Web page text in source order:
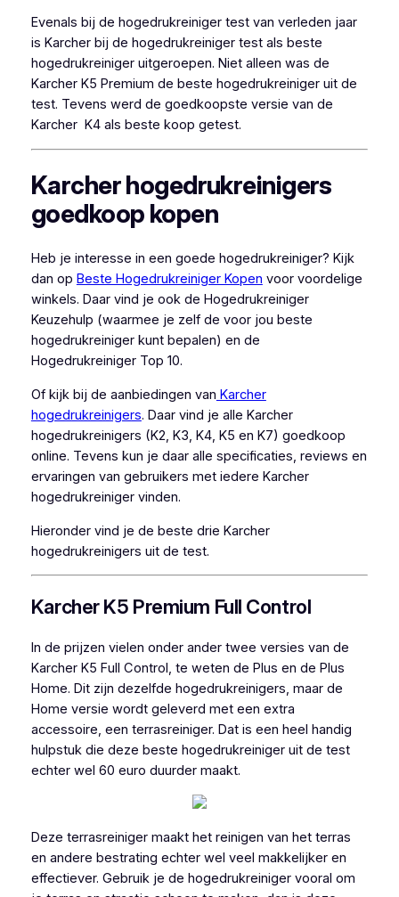
Evenals bij de hogedrukreiniger test van verleden jaar
is Karcher bij de hogedrukreiniger test als beste
hogedrukreiniger uitgeroepen. Niet alleen was de
Karcher K5 Premium de beste hogedrukreiniger uit de
test. Tevens werd de goedkoopste versie van de
Karcher K4 als beste koop getest.
Karcher hogedrukreinigers
goedkoop kopen
Heb je interesse in een goede hogedrukreiniger? Kijk
dan op Beste Hogedrukreiniger Kopen voor voordelige
winkels. Daar vind je ook de Hogedrukreiniger
Keuzehulp (waarmee je zelf de voor jou beste
hogedrukreiniger kunt bepalen) en de
Hogedrukreiniger Top 10.
Of kijk bij de aanbiedingen van Karcher
hogedrukreinigers. Daar vind je alle Karcher
hogedrukreinigers (K2, K3, K4, K5 en K7) goedkoop
online. Tevens kun je daar alle specificaties, reviews en
ervaringen van gebruikers met iedere Karcher
hogedrukreiniger vinden.
Hieronder vind je de beste drie Karcher
hogedrukreinigers uit de test.
Karcher K5 Premium Full Control
In de prijzen vielen onder ander twee versies van de
Karcher K5 Full Control, te weten de Plus en de Plus
Home. Dit zijn dezelfde hogedrukreinigers, maar de
Home versie wordt geleverd met een extra
accessoire, een terrasreiniger. Dat is een heel handig
hulpstuk die deze beste hogedrukreiniger uit de test
echter wel 60 euro duurder maakt.
Deze terrasreiniger maakt het reinigen van het terras
en andere bestrating echter wel veel makkelijker en
effectiever. Gebruik je de hogedrukreiniger vooral om